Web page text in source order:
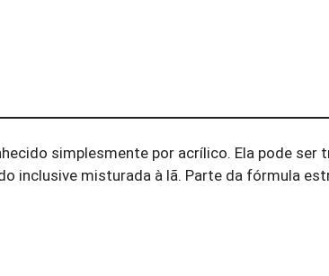
simplesmente por acrílico. Ela pode ser
inclusive misturada à lã. Parte da fórmula